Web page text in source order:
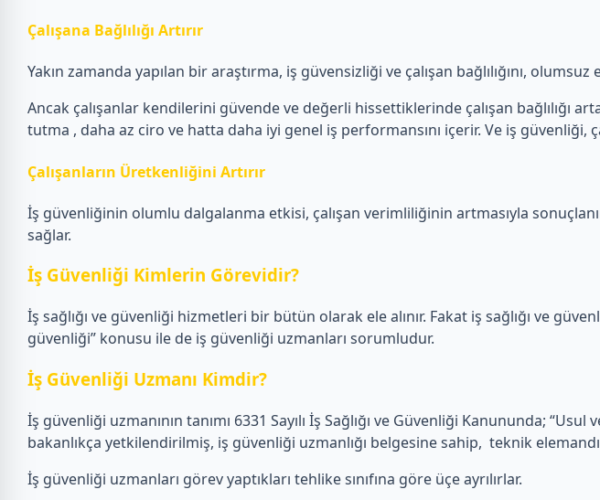
Çalışana Bağlılığı Artırır
Yakın zamanda yapılan bir araştırma, iş güvensizliği ve çalışan bağlılığını,
Ancak çalışanlar kendilerini güvende ve değerli hissettiklerinde çalışan bağlılığı
tutma , daha az ciro ve hatta daha iyi genel iş performansını içerir. Ve iş güvenliği,
Çalışanların Üretkenliğini Artırır
İş güvenliğinin olumlu dalgalanma etkisi, çalışan verimliliğinin artmasıyla
sağlar.
İş Güvenliği Kimlerin Görevidir?
İş sağlığı ve güvenliği hizmetleri bir bütün olarak ele alınır. Fakat iş sağlığı ve
güvenliği” konusu ile de iş güvenliği uzmanları sorumludur.
İş Güvenliği Uzmanı Kimdir?
İş güvenliği uzmanının tanımı 6331 Sayılı İş Sağlığı ve Güvenliği Kanununda;
bakanlıkça yetkilendirilmiş, iş güvenliği uzmanlığı belgesine sahip, teknik
İş güvenliği uzmanları görev yaptıkları tehlike sınıfına göre üçe ayrılırlar.